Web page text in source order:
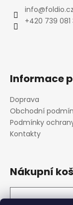
info@foldio.cz
+420 739 081
Informace
Doprava
Obchodní
Podmínky
Kontakty
Nákupní